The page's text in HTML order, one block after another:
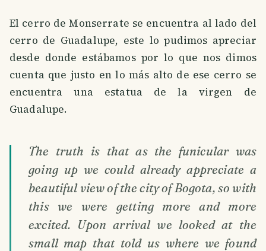
El cerro de Monserrate se encuentra al lado del
cerro de Guadalupe, este lo pudimos apreciar
desde donde estábamos por lo que nos dimos
cuenta que justo en lo más alto de ese cerro se
encuentra una estatua de la virgen de
Guadalupe.
The truth is that as the funicular was
going up we could already appreciate a
beautiful view of the city of Bogota, so with
this we were getting more and more
excited. Upon arrival we looked at the
small map that told us where we found